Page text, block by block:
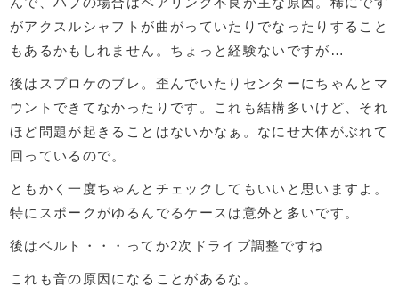
がアクスルシャフトが曲がっていたりでなったりすること
もあるかもしれません。ちょっと経験ないですが…
後はスプロケのブレ。歪んでいたりセンターにちゃんとマ
ウントできてなかったりです。これも結構多いけど、それ
ほど問題が起きることはないかなぁ。なにせ大体がぶれて
回っているので。
ともかく一度ちゃんとチェックしてもいいと思いますよ。
特にスポークがゆるんでるケースは意外と多いです。
後はベルト・・・ってか2次ドライブ調整ですね
これも音の原因になることがあるな。